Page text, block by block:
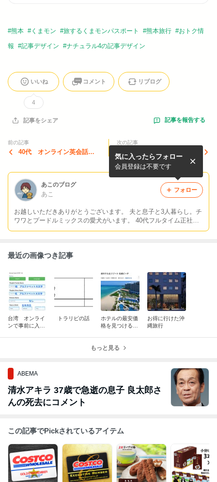
#熊本 #くまモン #旅するくまモンパスポート #熊本旅行 #おトク情
報 #記事デザイン #ナチュラル4の記事デザイン
いいね
4
コメント リブログ
記事をシェア 記事を報告する
前の記事
40代 オンライン英会話は
次の記事
2回目の損切りの話
あこのブログ
あこ
お越しいただきありがとうございます。 夫と息子と3人暮らし。チ
ワワとプードルミックスの愛犬がいます。 40代フルタイム正社員
気に入ったらフォロー
会員登録は不要です
フォロー
最近の画像つき記事
台湾 オンライ
ンで事前に入国
トラリピの話
ホテルの最安価
格を見つけるコ
お得に行けた沖
縄旅行
もっと見る
ABEMA
清水アキラ 37歳で急逝の息子 良太郎さ
んの死去にコメント
この記事でPickされているアイテム